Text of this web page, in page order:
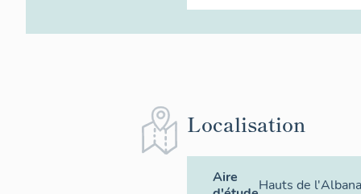
Localisation
Aire
Hauts de